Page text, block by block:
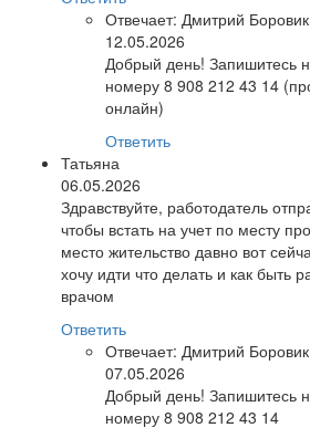
Отвечает: Дмитрий
12.05.2026
Добрый день! Запишитесь
номеру 8 908 212 43 14
онлайн)
Ответить
Татьяна
06.05.2026
Здравствуйте, работодатель
чтобы встать на учет по месту
место жительство давно вот
хочу идти что делать и как быть
врачом
Ответить
Отвечает: Дмитрий
07.05.2026
Добрый день! Запишитесь
номеру 8 908 212 43 14